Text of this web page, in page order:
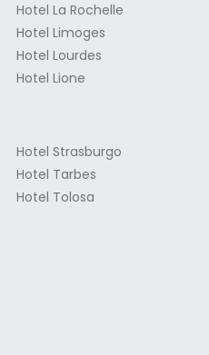
Hotel La Rochelle
Hotel Limoges
Hotel Lourdes
Hotel Lione
Hotel Strasburgo
Hotel Tarbes
Hotel Tolosa